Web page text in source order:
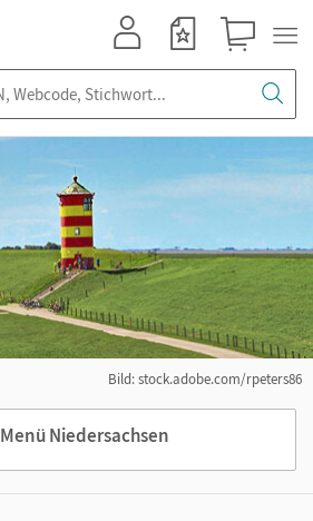
Menü Niedersachsen
Bild: stock.adobe.com/rpeters86